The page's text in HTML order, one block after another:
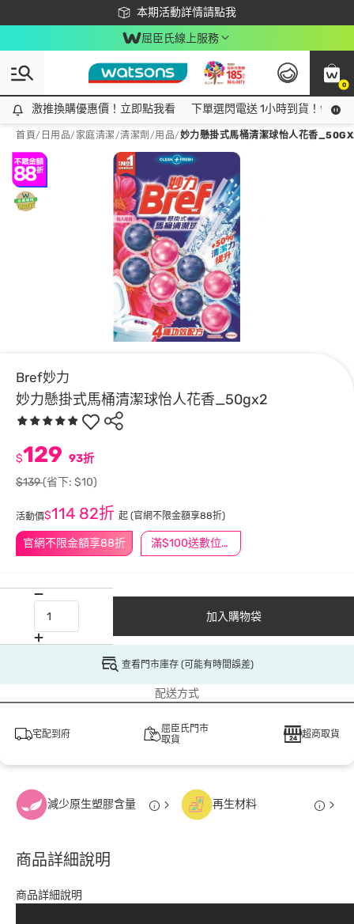
本期活動詳情請點我
下載app最高回饋$350
屈臣氏線上服務
0
激推換購優惠價！立即點我看
激推換購優惠價！立即點我看 下單選閃電送 1小時到貨！領神
首頁/ 日用品/ 家庭清潔/清潔劑/用品/妙力懸掛式馬桶清潔球怡人花香
Bref妙力
妙力懸掛式馬桶清潔球怡人花香_50gx2
官網不限金額享88折 滿$100送數位印花
$129 93折
$139(省下: $10)
活動價$114 82折 起 (官網不限金額享88折)
加入購物袋
查看門市庫存 (可能有時間誤差)
配送方式
宅配到府
屈臣氏門市
取貨
超商取貨
減少原生塑膠含量 再生材料
商品詳細說明
商品詳細說明